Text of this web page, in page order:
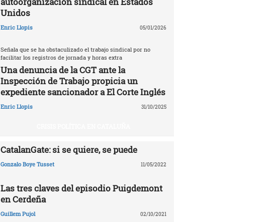
Unidos
Enric Llopis 05/01/2026
Señala que se ha obstaculizado el trabajo sindical por no
facilitar los registros de jornada y horas extra
Una denuncia de la CGT ante la
Inspección de Trabajo propicia un
expediente sancionador a El Corte Inglés
Enric Llopis 31/10/2025
CatalanGate: si se quiere, se puede
Gonzalo Boye Tusset 11/05/2022
Las tres claves del episodio Puigdemont
en Cerdeña
Guillem Pujol 02/10/2021